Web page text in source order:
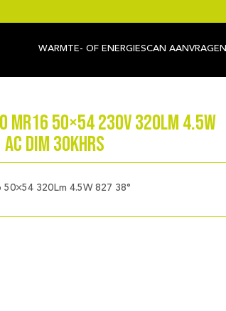
WARMTE- OF ENERGIESCAN AANVRAGEN
MR16 50×54 230V 320Lm 4.5W
Dim 30Khrs
50×54 320Lm 4.5W 827 38°